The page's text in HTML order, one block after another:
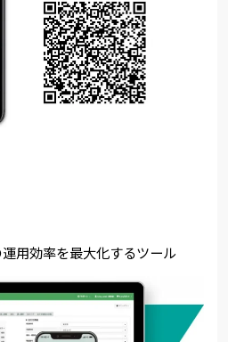
用効率を最大化するツール